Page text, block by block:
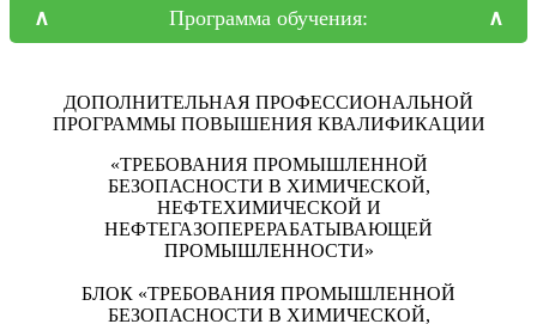
Программа обучения:
ДОПОЛНИТЕЛЬНАЯ ПРОФЕССИОНАЛЬНОЙ
ПРОГРАММЫ ПОВЫШЕНИЯ КВАЛИФИКАЦИИ
«ТРЕБОВАНИЯ ПРОМЫШЛЕННОЙ
БЕЗОПАСНОСТИ В ХИМИЧЕСКОЙ,
НЕФТЕХИМИЧЕСКОЙ И
НЕФТЕГАЗОПЕРЕРАБАТЫВАЮЩЕЙ
ПРОМЫШЛЕННОСТИ»
БЛОК «ТРЕБОВАНИЯ ПРОМЫШЛЕННОЙ
БЕЗОПАСНОСТИ В ХИМИЧЕСКОЙ,